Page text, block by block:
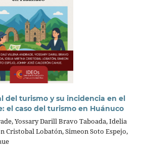
del turismo y su incidencia en el
el caso del turismo en Huánuco
Yossary Darill Bravo Taboada, Idelia
Cristobal Lobatón, Simeon Soto Espejo,